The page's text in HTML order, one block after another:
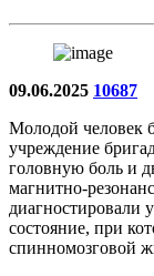
09.06.2025 10687
Молодой человек
учреждение
головную боль и
магнитно-
диагностировали
состояние, при
спинномозговой